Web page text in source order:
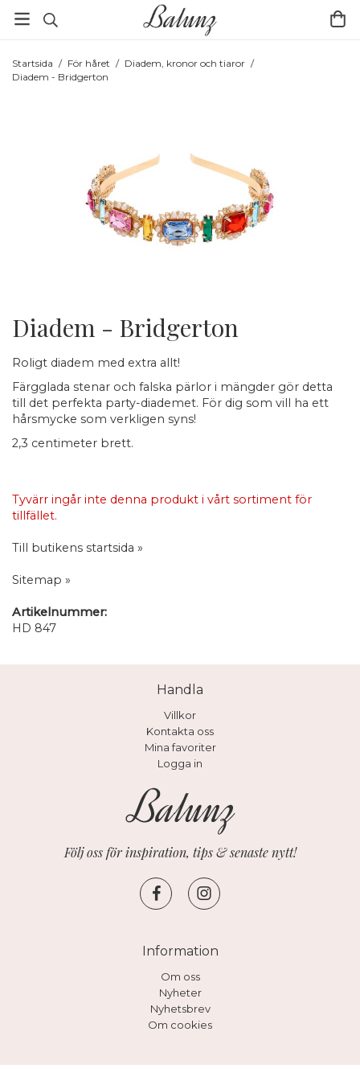
Startsida / För håret / Diadem, kronor och tiaror /
Diadem - Bridgerton
Diadem - Bridgerton
Roligt diadem med extra allt!
Färgglada stenar och falska pärlor i mängder gör detta
till det perfekta party-diademet. För dig som vill ha ett
hårsmycke som verkligen syns!
2,3 centimeter brett.
Tyvärr ingår inte denna produkt i vårt sortiment för
tillfället.
Till butikens startsida »
Sitemap »
Artikelnummer:
HD 847
Handla
Villkor
Kontakta oss
Mina favoriter
Logga in
Följ oss för inspiration, tips & senaste nytt!
Information
Om oss
Nyheter
Nyhetsbrev
Om cookies